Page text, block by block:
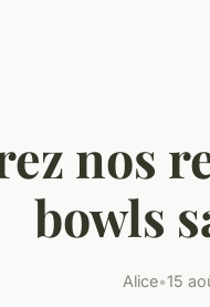
nos
bowls
Alice•15